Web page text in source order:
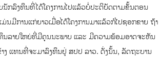
ນັກລົງທຶນທີ່ໄດ້ໂຄງການໄປແລ້ວບໍ່ປະຕິບັດຕາມຂັ້ນຕອນ
ນມີການແກ່ຍາວເມື່ອໄດ້ໂຄງການມາແລ້ວກໍໄປຊອກຂາຍ ຖ້າ
ນລາຍໃຫຍ່ທີ່ມີຄຸນນະພາບ ແລະ ມີຄວາມພ້ອມອາດຈະຫັນ
ງ ແທນທີ່ຈະມາລົງທຶນຢູ່ ສປປ ລາວ. ດັ່ງນັ້ນ, ລັດຖະບານ